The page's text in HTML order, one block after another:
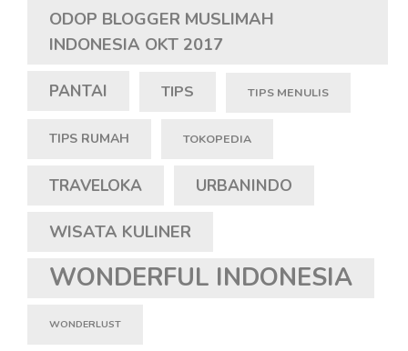
ODOP BLOGGER MUSLIMAH
INDONESIA OKT 2017
PANTAI TIPS TIPS MENULIS
TIPS RUMAH TOKOPEDIA
TRAVELOKA URBANINDO
WISATA KULINER
WONDERFUL INDONESIA
WONDERLUST